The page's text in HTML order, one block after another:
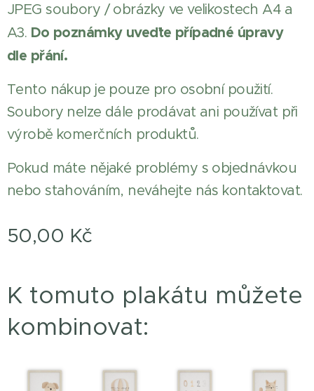
JPEG soubory / obrázky ve velikostech A4 a
A3. Do poznámky uveďte případné úpravy
dle přání.
Tento nákup je pouze pro osobní použití.
Soubory nelze dále prodávat ani používat při
výrobě komerčních produktů.
Pokud máte nějaké problémy s objednávkou
nebo stahováním, neváhejte nás kontaktovat.
50,00 Kč
K tomuto plakátu můžete
kombinovat: